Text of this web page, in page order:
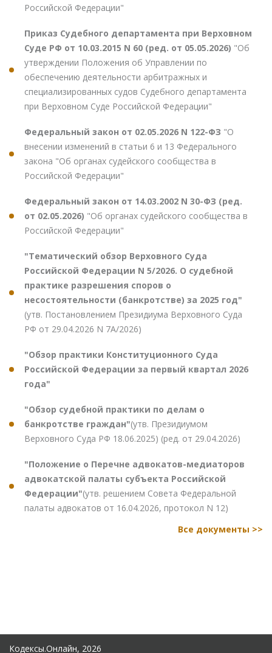
Российской Федерации"
Приказ Судебного департамента при Верховном
Суде РФ от 10.03.2015 N 60 (ред. от 05.05.2026) "Об
утверждении Положения об Управлении по
обеспечению деятельности арбитражных и
специализированных судов Судебного департамента
при Верховном Суде Российской Федерации"
Федеральный закон от 02.05.2026 N 122-ФЗ "О
внесении изменений в статьи 6 и 13 Федерального
закона "Об органах судейского сообщества в
Российской Федерации"
Федеральный закон от 14.03.2002 N 30-ФЗ (ред.
от 02.05.2026) "Об органах судейского сообщества в
Российской Федерации"
"Тематический обзор Верховного Суда
Российской Федерации N 5/2026. О судебной
практике разрешения споров о
несостоятельности (банкротстве) за 2025 год"
(утв. Постановлением Президиума Верховного Суда
РФ от 29.04.2026 N 7А/2026)
"Обзор практики Конституционного Суда
Российской Федерации за первый квартал 2026
года"
"Обзор судебной практики по делам о
банкротстве граждан"(утв. Президиумом
Верховного Суда РФ 18.06.2025) (ред. от 29.04.2026)
"Положение о Перечне адвокатов-медиаторов
адвокатской палаты субъекта Российской
Федерации"(утв. решением Совета Федеральной
палаты адвокатов от 16.04.2026, протокол N 12)
Все документы >>
Кодексы.Онлайн, 2026